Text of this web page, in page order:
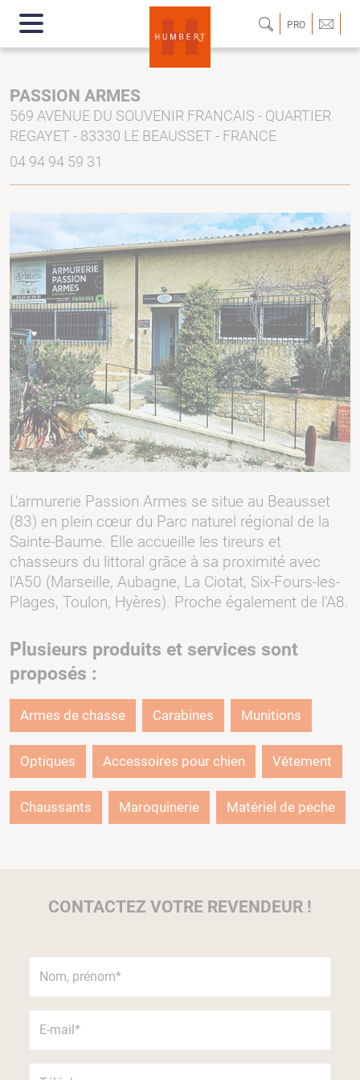
PRO
PASSION ARMES
569 AVENUE DU SOUVENIR FRANCAIS - QUARTIER
REGAYET - 83330 LE BEAUSSET - FRANCE
04 94 94 59 31
L'armurerie Passion Armes se situe au Beausset
(83) en plein cœur du Parc naturel régional de la
Sainte-Baume. Elle accueille les tireurs et
chasseurs du littoral grâce à sa proximité avec
l'A50 (Marseille, Aubagne, La Ciotat, Six-Fours-les-
Plages, Toulon, Hyères). Proche également de l'A8.
Plusieurs produits et services sont
proposés :
Armes de chasse Carabines Munitions
Optiques Accessoires pour chien Vêtement
Chaussants Maroquinerie Matériel de peche
CONTACTEZ VOTRE REVENDEUR !